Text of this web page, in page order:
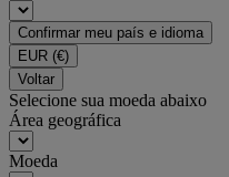
Confirmar meu país e idioma
EUR (€)
Voltar
Selecione sua moeda abaixo
Área geográfica
Moeda